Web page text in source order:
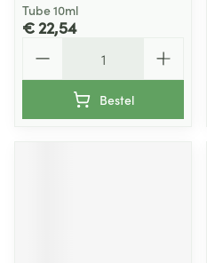
Tube 10ml
€ 22,54
Bestel